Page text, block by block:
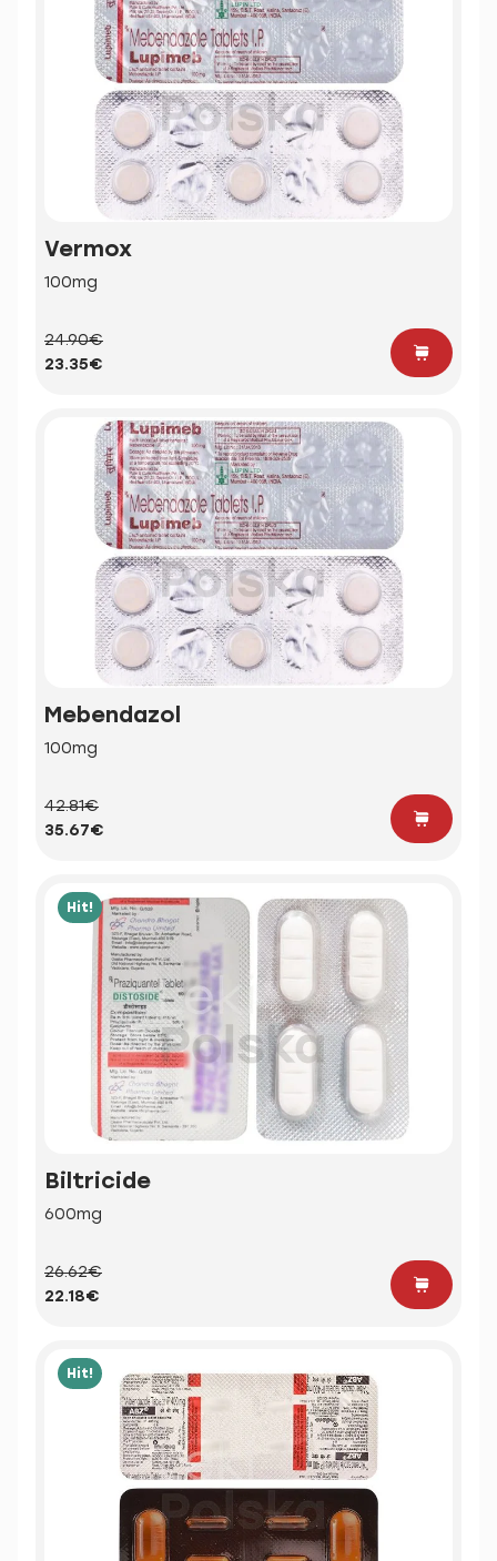
Vermox
100mg
24.90€
23.35€
Mebendazol
100mg
42.81€
35.67€
Hit!
Biltricide
600mg
26.62€
22.18€
Hit!